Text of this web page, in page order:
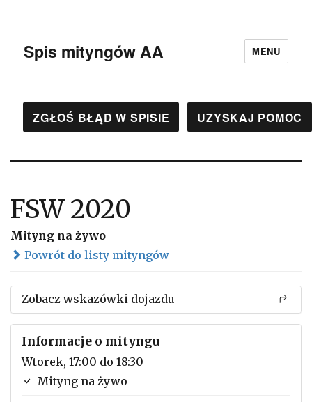
Spis mityngów AA MENU
ZGŁOŚ BŁĄD W SPISIE UZYSKAJ POMOC
FSW 2020
Mityng na żywo
Powrót do listy mityngów
Zobacz wskazówki dojazdu
Informacje o mityngu
Wtorek, 17:00 do 18:30
Mityng na żywo